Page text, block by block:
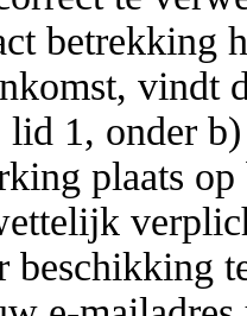
betrekking
vindt
lid 1, onder
plaats
beschikking